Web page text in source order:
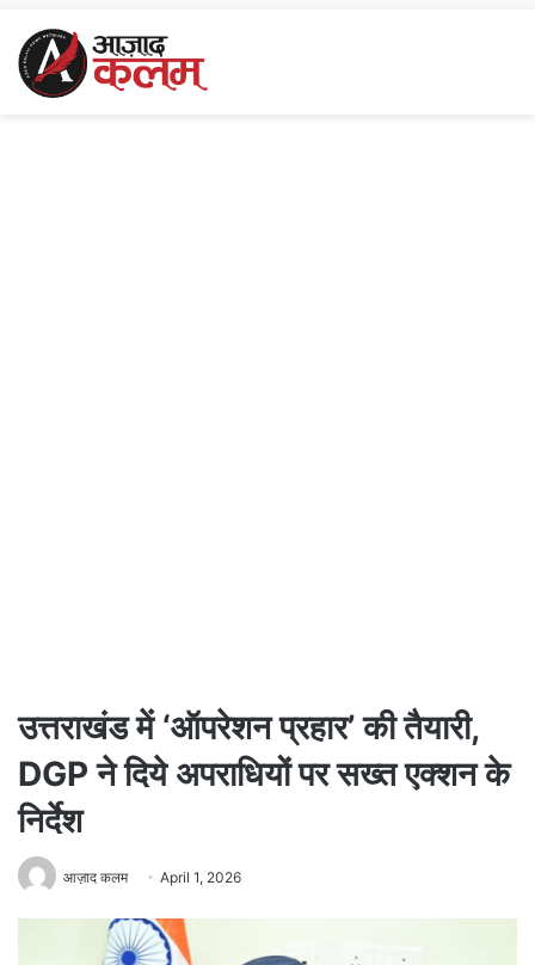
उत्तराखंड में ‘ऑपरेशन प्रहार’ की तैयारी,
DGP ने दिये अपराधियों पर सख्त एक्शन के
निर्देश
आज़ाद कलम April 1, 2026